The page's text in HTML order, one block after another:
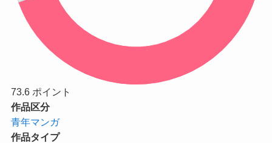
73.6 ポイント
作品区分
青年マンガ
作品タイプ